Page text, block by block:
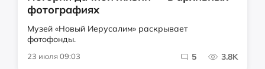
фотографиях
Музей «Новый Иерусалим» раскрывает
фотофонды.
23 июля 09:03 5 3.8K